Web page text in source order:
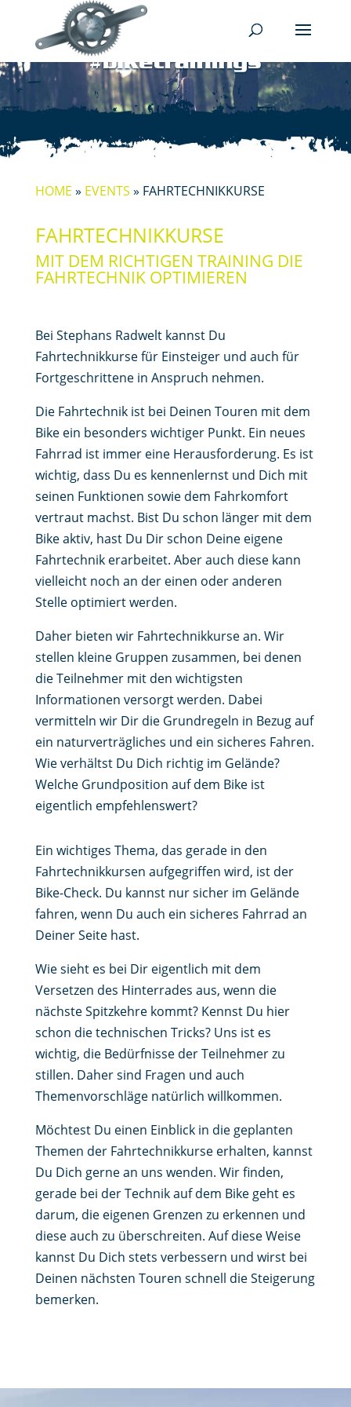
HOME » EVENTS » FAHRTECHNIKKURSE
FAHRTECHNIKKURSE
MIT DEM RICHTIGEN TRAINING DIE
FAHRTECHNIK OPTIMIEREN
Bei Stephans Radwelt kannst Du
Fahrtechnikkurse für Einsteiger und auch für
Fortgeschrittene in Anspruch nehmen.
Die Fahrtechnik ist bei Deinen Touren mit dem
Bike ein besonders wichtiger Punkt. Ein neues
Fahrrad ist immer eine Herausforderung. Es ist
wichtig, dass Du es kennenlernst und Dich mit
seinen Funktionen sowie dem Fahrkomfort
vertraut machst. Bist Du schon länger mit dem
Bike aktiv, hast Du Dir schon Deine eigene
Fahrtechnik erarbeitet. Aber auch diese kann
vielleicht noch an der einen oder anderen
Stelle optimiert werden.
Daher bieten wir Fahrtechnikkurse an. Wir
stellen kleine Gruppen zusammen, bei denen
die Teilnehmer mit den wichtigsten
Informationen versorgt werden. Dabei
vermitteln wir Dir die Grundregeln in Bezug auf
ein naturverträgliches und ein sicheres Fahren.
Wie verhältst Du Dich richtig im Gelände?
Welche Grundposition auf dem Bike ist
eigentlich empfehlenswert?
Ein wichtiges Thema, das gerade in den
Fahrtechnikkursen aufgegriffen wird, ist der
Bike-Check. Du kannst nur sicher im Gelände
fahren, wenn Du auch ein sicheres Fahrrad an
Deiner Seite hast.
Wie sieht es bei Dir eigentlich mit dem
Versetzen des Hinterrades aus, wenn die
nächste Spitzkehre kommt? Kennst Du hier
schon die technischen Tricks? Uns ist es
wichtig, die Bedürfnisse der Teilnehmer zu
stillen. Daher sind Fragen und auch
Themenvorschläge natürlich willkommen.
Möchtest Du einen Einblick in die geplanten
Themen der Fahrtechnikkurse erhalten, kannst
Du Dich gerne an uns wenden. Wir finden,
gerade bei der Technik auf dem Bike geht es
darum, die eigenen Grenzen zu erkennen und
diese auch zu überschreiten. Auf diese Weise
kannst Du Dich stets verbessern und wirst bei
Deinen nächsten Touren schnell die Steigerung
bemerken.